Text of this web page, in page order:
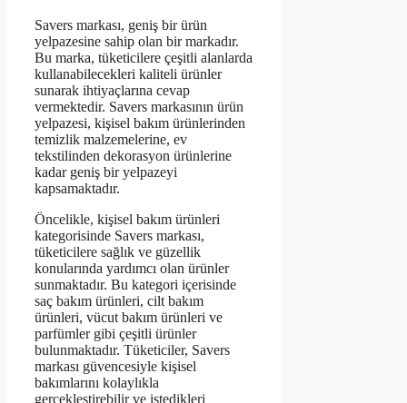
Savers markası, geniş bir ürün
yelpazesine sahip olan bir markadır.
Bu marka, tüketicilere çeşitli alanlarda
kullanabilecekleri kaliteli ürünler
sunarak ihtiyaçlarına cevap
vermektedir. Savers markasının ürün
yelpazesi, kişisel bakım ürünlerinden
temizlik malzemelerine, ev
tekstilinden dekorasyon ürünlerine
kadar geniş bir yelpazeyi
kapsamaktadır.
Öncelikle, kişisel bakım ürünleri
kategorisinde Savers markası,
tüketicilere sağlık ve güzellik
konularında yardımcı olan ürünler
sunmaktadır. Bu kategori içerisinde
saç bakım ürünleri, cilt bakım
ürünleri, vücut bakım ürünleri ve
parfümler gibi çeşitli ürünler
bulunmaktadır. Tüketiciler, Savers
markası güvencesiyle kişisel
bakımlarını kolaylıkla
gerçekleştirebilir ve istedikleri